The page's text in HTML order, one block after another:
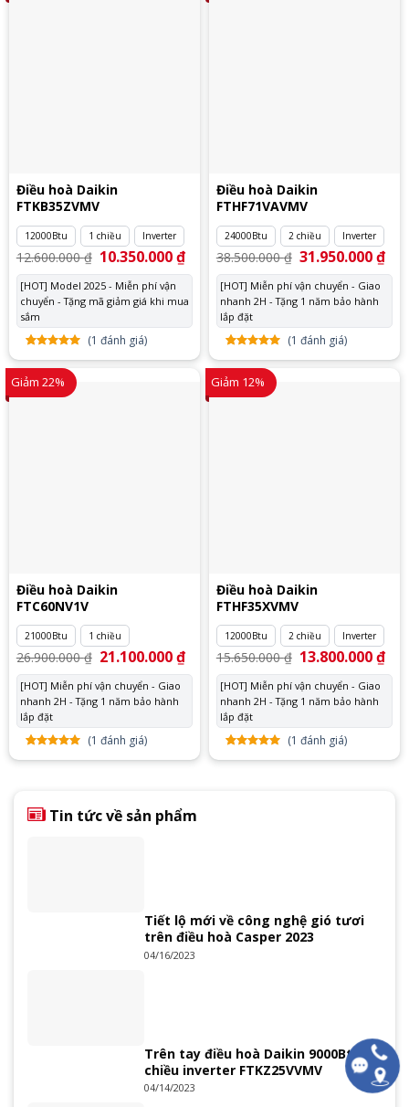
Điều hoà Daikin
FTKB35ZVMV
12000Btu 1 chiều Inverter
12.600.000₫ Giá
gốc
là:
12.600.000 ₫.
10.350.000₫Giá
tại
10.350.000 ₫.
[HOT] Model 2025 - Miễn phí vận
chuyển - Tặng mã giảm giá khi mua
sắm
5.00trên
5 dựa
trên
1
đánh
(1 đánh giá)
Điều hoà Daikin
FTHF71VAVMV
24000Btu 2 chiều Inverter
38.500.000₫ Giá
gốc
là:
38.500.000 ₫.
31.950.000₫Giá
tại
[HOT] Miễn phí vận chuyển - Giao
nhanh 2H - Tặng 1 năm bảo hành
lắp đặt
5.00trên
5 dựa
trên
1
đánh
(1 đánh giá)
Giảm 22%
Điều hoà Daikin
FTC60NV1V
21000Btu 1 chiều
26.900.000₫ Giá
gốc
là:
26.900.000 ₫.
21.100.000₫Giá
tại
21.100.000 ₫.
[HOT] Miễn phí vận chuyển - Giao
nhanh 2H - Tặng 1 năm bảo hành
lắp đặt
5.00trên
1
giá
(1 đánh giá)
Giảm 12%
Điều hoà Daikin
FTHF35XVMV
12000Btu 2 chiều Inverter
15.650.000₫ Giá
gốc
là:
15.650.000 ₫.
13.800.000₫Giá
tại
[HOT] Miễn phí vận chuyển - Giao
nhanh 2H - Tặng 1 năm bảo hành
lắp đặt
5.00trên
1
(1 đánh giá)
Tin tức về sản phẩm
Tiết lộ mới về công nghệ gió tươi
trên điều hoà Casper 2023
04/16/2023
Trên tay điều hoà Daikin 9000Btu 1
chiều inverter FTKZ25VVMV
04/14/2023